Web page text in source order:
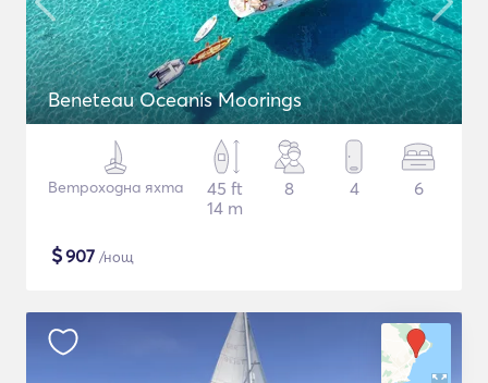
Beneteau Oceanis Moorings
Ветроходна яхта
45 ft
14 m
8 4 6
$907 /нощ